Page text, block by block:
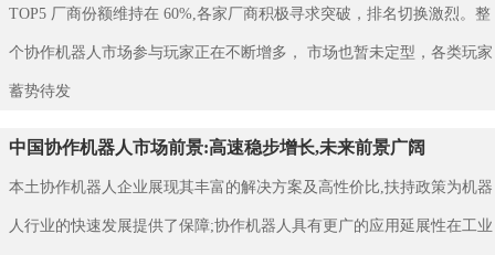
TOP5 厂商份额维持在 60%,各家厂商积极寻求突破，排名切换激烈。整
个协作机器人市场参与玩家正在不断增多， 市场也暂未定型，各类玩家
蓄势待发
中国协作机器人市场前景:高速稳步增长,未来前景广阔
本土协作机器人企业展现其丰富的解决方案及高性价比,扶持政策为机器
人行业的快速发展提供了保障;协作机器人具有更广的应用延展性在工业